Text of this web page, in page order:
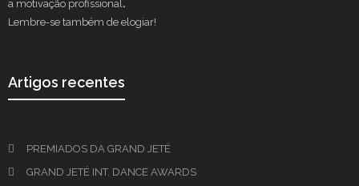
a motivação profissional.
Lembre-se também de elogiar!
Artigos recentes
PREMIADOS DA GRAND JETÉ
GRAND JETÉ INT. DANCE AWARDS